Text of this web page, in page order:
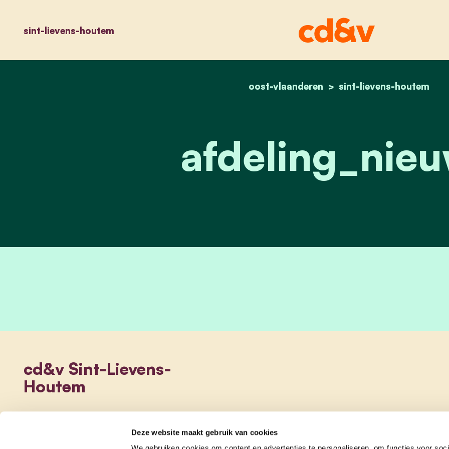
Deze website maakt gebruik van cookies
sint-lievens-houtem
home
oost-vlaanderen sint-lievens-houtem
afdeling_nieuws
cd&v Sint-Lievens-
Houtem